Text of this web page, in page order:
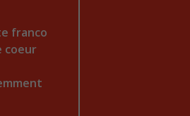
franco
coeur